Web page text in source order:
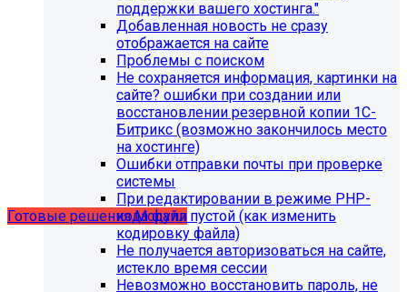
Учебные курсы
по работе с готовыми решениями и модулями
размещены в разделе "Учебные курсы"
Готовые решенияМодули
поддержки вашего хостинга."
Добавленная новость не сразу
отображается на сайте
Проблемы с поиском
Не сохраняется информация, картинки на
сайте? ошибки при создании или
восстановлении резервной копии 1С-
Битрикс (возможно закончилось место
на хостинге)
Ошибки отправки почты при проверке
системы
При редактировании в режиме PHP-
кода файл пустой (как изменить
кодировку файла)
Не получается авторизоваться на сайте,
истекло время сессии
Невозможно восстановить пароль, не